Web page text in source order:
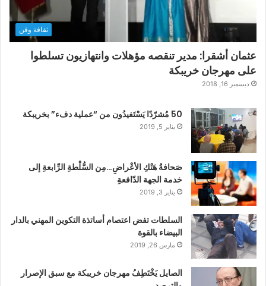
ثقافة وفن
عثمان أشقرا: مدير تنقصه مؤهلات وانتهازيون تسلطوا
على مهرجان خريبكة
ديسمبر 16, 2018
50 مُشرّدًا يَسْتَفيدُون من “عملية دفء” بخريبكة
يناير 5, 2019
صَحافةُ هَتْكِ الأعْراضِ…مِن السُّلْطةِ الرِّابعةِ إلى
خدمة الجهة الدّافعةِ
يناير 3, 2019
السلطات تفض اعتصام أساتذة التكوين المهني بالدار
البيضاء بالقوة
مارس 26, 2019
الصايل يَخْتَطِفُ مهرجان خريبكة مع سبق الإصرار